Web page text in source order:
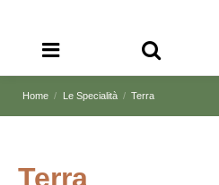
Home Le Specialità Terra
Terra